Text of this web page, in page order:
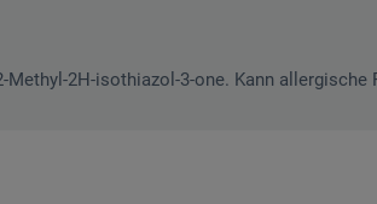
Methyl-2H-isothiazol-3-one. Kann allergische